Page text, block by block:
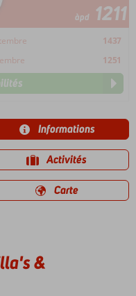
àpd 1211
1437
1251
Informations
Activités
Carte
&